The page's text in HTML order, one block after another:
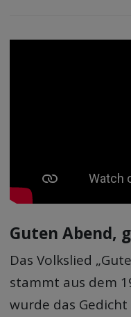
Guten Abend,
Das Volkslied
stammt aus dem
wurde das